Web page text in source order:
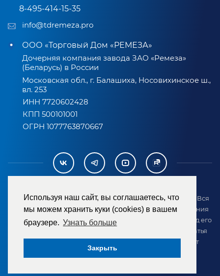
Используя наш сайт, вы соглашаетесь, что
мы можем хранить куки (cookies) в вашем
браузере. Узнать больше
Закрыть
8-495-414-15-35
info@tdremeza.pro
ООО «Торговый Дом «РЕМЕЗА»
Дочерняя компания завода ЗАО «Ремеза»
(Беларусь) в России
Московская обл., г. Балашиха, Носовихинское ш.,
вл. 253
ИНН 7720602428
КПП 500101001
ОГРН 1077763870667
2007-2026 © ООО «ТД «РЕМЕЗА». Все права защищены. Вся
информация на сайте размещена в целях предоставления
возможности покупателю ознакомиться с товаром перед его
приобретением и не является публичной офертой (статья
437 ГК РФ). Внешний вид товара может отличаться от
представленного на сайте.